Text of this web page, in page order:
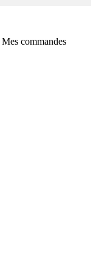
Mes commandes